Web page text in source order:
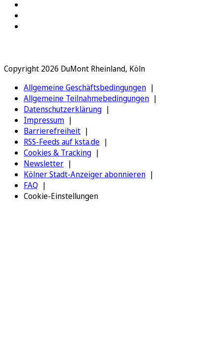
Copyright 2026 DuMont Rheinland, Köln
Allgemeine Geschäftsbedingungen
Allgemeine Teilnahmebedingungen
Datenschutzerklärung
Impressum
Barrierefreiheit
RSS-Feeds auf ksta.de
Cookies & Tracking
Newsletter
Kölner Stadt-Anzeiger abonnieren
FAQ
Cookie-Einstellungen